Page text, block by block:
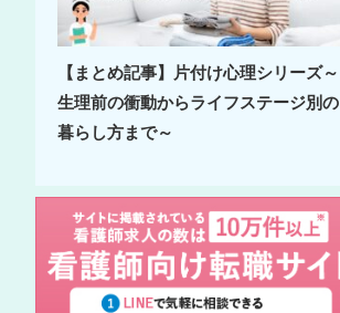
【まとめ記事】片付け心理シリーズ～
生理前の衝動からライフステージ別の
暮らし方まで～